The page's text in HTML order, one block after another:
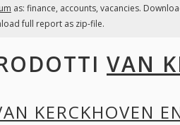
as: finance, accounts, vacancies.
full report as zip-file.
VAN
KERCKHOVEN